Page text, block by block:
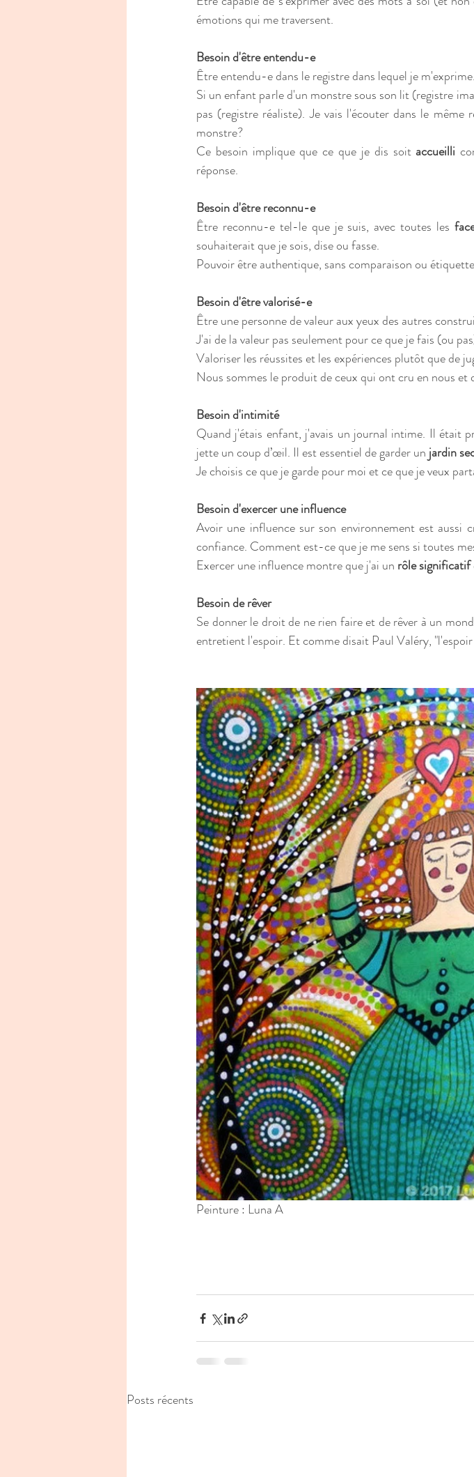
émotions qui me traversent.
Besoin d'être entendu-e
Être entendu-e dans le registre dans lequel je m'exprime.
Si un enfant parle d'un monstre sous son lit (registre
pas (registre réaliste). Je vais l'écouter dans le
monstre?
Ce besoin implique que ce que je dis soit accueilli
réponse.
Besoin d'être reconnu-e
Être reconnu-e tel-le que je suis, avec toutes les
souhaiterait que je sois, dise ou fasse.
Pouvoir être authentique, sans comparaison ou
Besoin d'être valorisé-e
Être une personne de valeur aux yeux des autres
J'ai de la valeur pas seulement pour ce que je fais (ou
Valoriser les réussites et les expériences plutôt que de
Nous sommes le produit de ceux qui ont cru en nous
Besoin d'intimité
Quand j'étais enfant, j'avais un journal intime. Il était
jette un coup d’œil. Il est essentiel de garder un jardin
Je choisis ce que je garde pour moi et ce que je veux
Besoin d'exercer une influence
Avoir une influence sur son environnement est aussi
confiance. Comment est-ce que je me sens si toutes
Exercer une influence montre que j'ai un rôle significatif
Besoin de rêver
Se donner le droit de ne rien faire et de rêver à un
entretient l'espoir. Et comme disait Paul Valéry,
Peinture : Luna A
Posts récents